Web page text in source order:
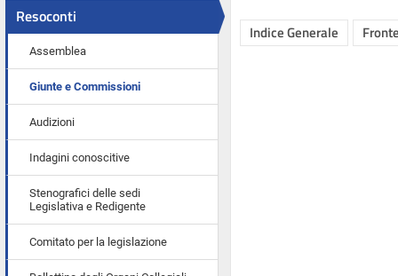
Resoconti
Assemblea
Giunte e Commissioni
Audizioni
Indagini conoscitive
Stenografici delle sedi
Legislativa e Redigente
Comitato per la legislazione
Indice Generale